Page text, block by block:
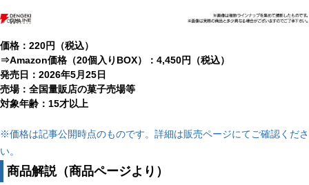
価格：220円（税込）
⇒Amazon価格（20個入りBOX）：4,450円（税込）
発売日：2026年5月25日
売場：全国量販店の菓子売場等
対象年齢：15才以上
※価格は記事公開時点のものです。詳細は販売ページにてご確認くださ
い。
商品解説（商品ページより）